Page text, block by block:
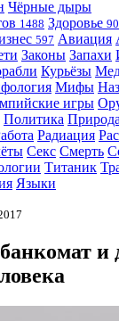
Чёрные дыры
1488 Здоровье
597 Авиация
Законы Запахи
Курьёзы
Мифы
игры
Политика Природа
Радиация
Секс Смерть
Титаник
Языки
и